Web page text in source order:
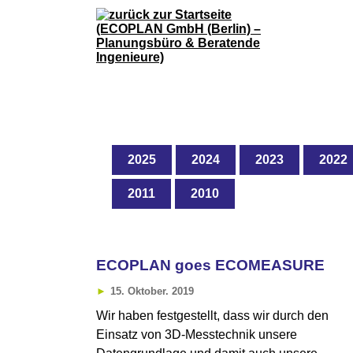
2025 2024 2023 2022
2011 2010
ECOPLAN goes ECOMEASURE
15. Oktober. 2019
Wir haben festgestellt, dass wir durch den
Einsatz von 3D-Messtechnik unsere